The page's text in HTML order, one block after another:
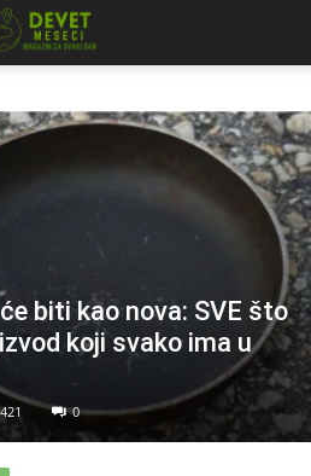
biti kao nova: SVE što
koji svako ima u
421 0